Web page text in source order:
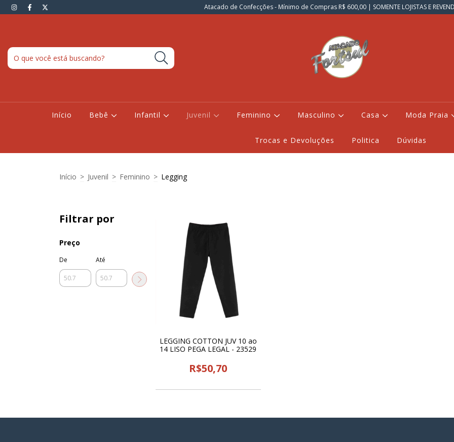
Atacado de Confecções - Mínimo de Compras R$ 600,00 | SOMENTE LOJISTAS E
Início Bebê Infantil Juvenil Feminino Masculino Casa Moda Praia
Trocas e Devoluções Politica Dúvidas
Início > Juvenil > Feminino > Legging
Filtrar por
Preço
De Até
LEGGING COTTON JUV 10 ao
14 LISO PEGA LEGAL - 23529
R$50,70